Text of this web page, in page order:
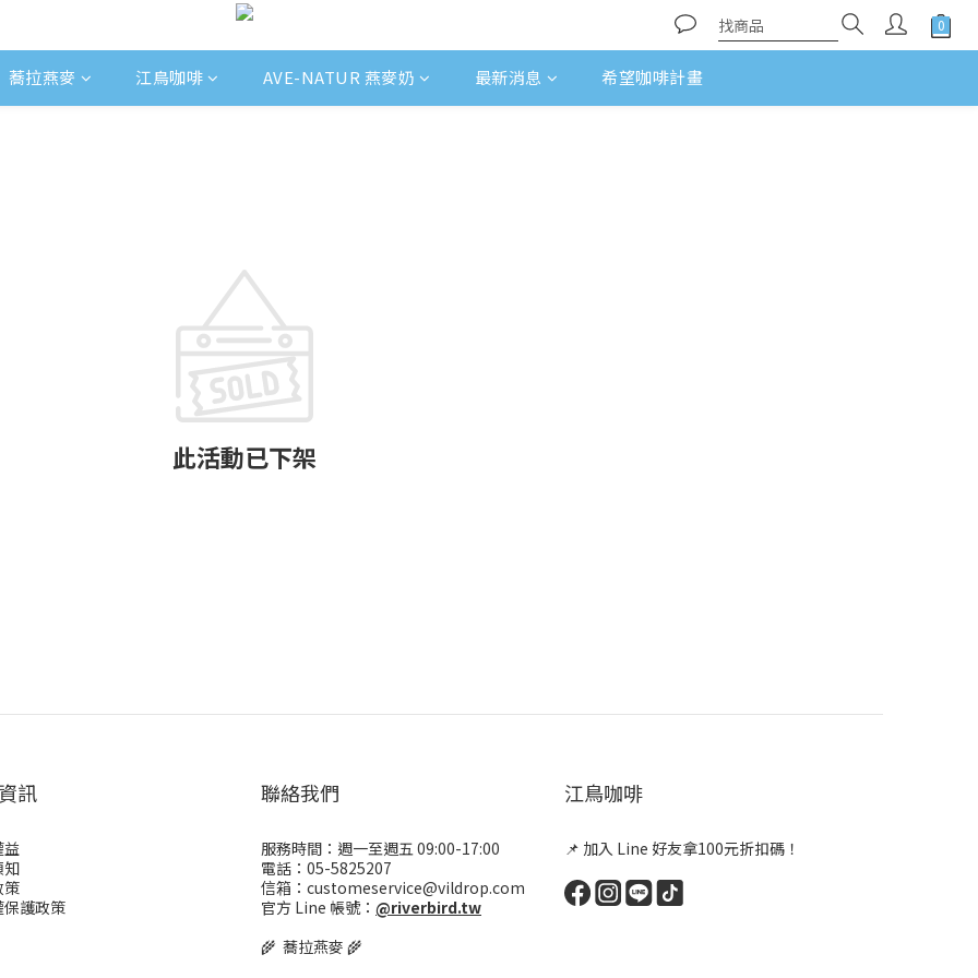
蕎拉燕麥 江鳥咖啡 AVE-NATUR 燕麥奶 最新消息 希望咖啡計畫
此活動已下架
訊
益
知
策
保護政策
聯絡我們
服務時間：週一至週五 09:00-17:00
電話：05-5825207
信箱：customeservice@vildrop.com
官方 Line 帳號： @riverbird.tw
🌾 蕎拉燕麥 🌾
江鳥咖啡
📌 加入 Line 好友拿100元折扣碼！